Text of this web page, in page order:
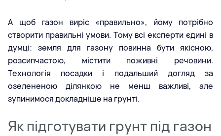
А щоб газон виріс «правильно», йому потрібно
створити правильні умови. Тому всі експерти єдині в
думці: земля для газону повинна бути якісною,
розсипчастою, містити поживні речовини.
Технологія посадки і подальший догляд за
озелененою ділянкою не менш важливі, але
зупинимося докладніше на грунті.
Як підготувати грунт під газон